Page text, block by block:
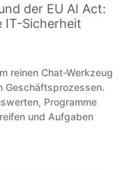
der EU AI Act:
IT-Sicherheit
reinen Chat-Werkzeug
Geschäftsprozessen.
Programme
und Aufgaben